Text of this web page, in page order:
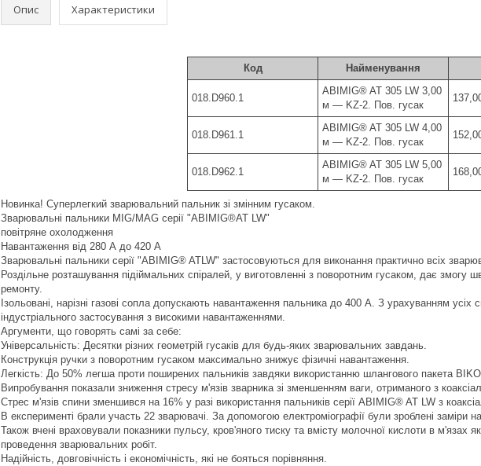
Опис Характеристики
Код Найменування
018.D960.1
ABIMIG® AT 305 LW 3,00
м — KZ-2. Пов. гусак
018.D961.1
ABIMIG® AT 305 LW 4,00
м ― KZ-2. Пов. гусак
018.D962.1
ABIMIG® AT 305 LW 5,00
м — KZ-2. Пов. гусак
Новинка! Суперлегкий зварювальний пальник зі змінним гусаком.
Зварювальні пальники MIG/MAG серії "ABIMIG®AT LW"
повітряне охолодження
Навантаження від 280 А до 420 А
Зварювальні пальники серії "ABIMIG® ATLW" застосовуються для виконання практично всіх
Роздільне розташування підіймальних спіралей, у виготовленні з поворотним гусаком, дає змогу
ремонту.
Ізольовані, нарізні газові сопла допускають навантаження пальника до 400 А. З урахуванням
індустріального застосування з високими навантаженнями.
Аргументи, що говорять самі за себе:
Універсальність: Десятки різних геометрій гусаків для будь-яких зварювальних завдань.
Конструкція ручки з поворотним гусаком максимально знижує фізичні навантаження.
Легкість: До 50% легша проти поширених пальників завдяки використанню шлангового пакета
Випробування показали зниження стресу м'язів зварника зі зменшенням ваги, отриманого з
Стрес м'язів спини зменшився на 16% у разі використання пальників серії ABIMIG® AT LW з
В експерименті брали участь 22 зварювачі. За допомогою електроміографії були зроблені заміри
Також вчені враховували показники пульсу, кров'яного тиску та вмісту молочної кислоти в м'язах
проведення зварювальних робіт.
Надійність, довговічність і економічність, які не бояться порівняння.